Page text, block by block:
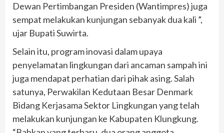
Dewan Pertimbangan Presiden (Wantimpres) juga
sempat melakukan kunjungan sebanyak dua kali ”,
ujar Bupati Suwirta.
Selain itu, program inovasi dalam upaya
penyelamatan lingkungan dari ancaman sampah ini
juga mendapat perhatian dari pihak asing. Salah
satunya, Perwakilan Kedutaan Besar Denmark
Bidang Kerjasama Sektor Lingkungan yang telah
melakukan kunjungan ke Kabupaten Klungkung.